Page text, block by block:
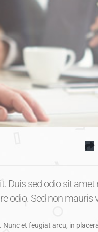
Duis sed odio sit
odio. Sed non mauris
et feugiat arcu, in